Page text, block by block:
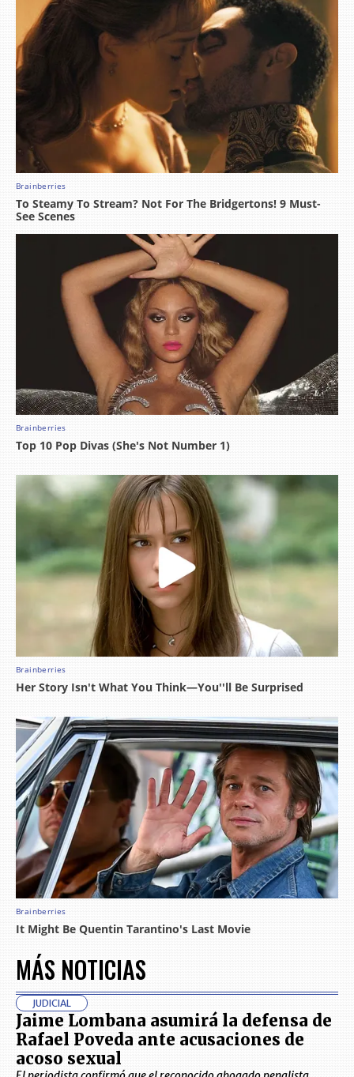
MÁS NOTICIAS
JUDICIAL
Jaime Lombana asumirá la defensa de
Rafael Poveda ante acusaciones de
acoso sexual